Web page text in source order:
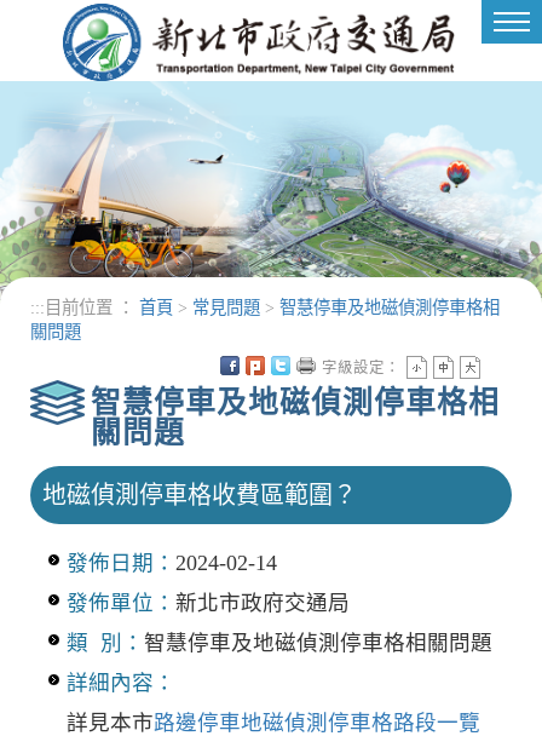
進入內容區塊
::: 目前位置 ： 首頁 > 常見問題 > 智慧停車及地磁偵測停車格相
關問題
智慧停車及地磁偵測停車格相
關問題
字級設定：
地磁偵測停車格收費區範圍？
發佈日期： 2024-02-14
發佈單位： 新北市政府交通局
類 別： 智慧停車及地磁偵測停車格相關問題
詳細內容：
詳見本市路邊停車地磁偵測停車格路段一覽